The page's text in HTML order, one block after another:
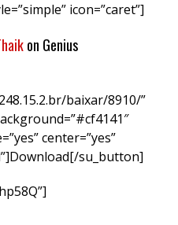
icon=”caret”]
on Genius
baixar/8910/”
center=”yes”
su_button]